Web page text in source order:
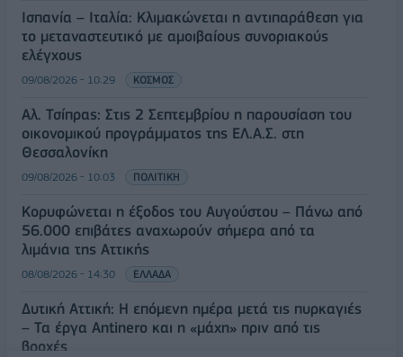
Ισπανία – Ιταλία: Κλιμακώνεται η αντιπαράθεση για
το μεταναστευτικό με αμοιβαίους συνοριακούς
ελέγχους
09/08/2026 - 10:29 ΚΟΣΜΟΣ
Αλ. Τσίπρας: Στις 2 Σεπτεμβρίου η παρουσίαση του
οικονομικού προγράμματος της ΕΛ.Α.Σ. στη
Θεσσαλονίκη
09/08/2026 - 10:03 ΠΟΛΙΤΙΚΗ
Κορυφώνεται η έξοδος του Αυγούστου – Πάνω από
56.000 επιβάτες αναχωρούν σήμερα από τα
λιμάνια της Αττικής
08/08/2026 - 14:30 ΕΛΛΑΔΑ
Δυτική Αττική: Η επόμενη ημέρα μετά τις πυρκαγιές
– Τα έργα Antinero και η «μάχη» πριν από τις
βροχές